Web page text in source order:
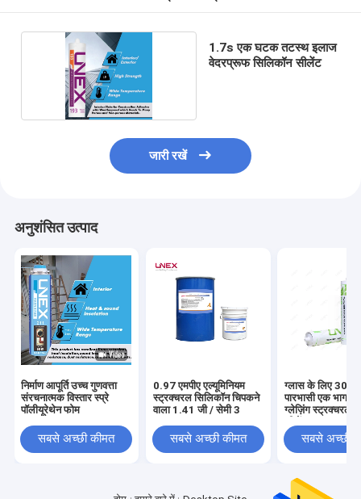
1.7s एक घटक तटस्थ इलाज
वेदरप्रूफ सिलिकॉन सीलेंट
जारी रखें
अनुशंसित उत्पाद
निर्माण आपूर्ति उच्च गुणवत्ता
संरचनात्मक विस्तार स्प्रे
पॉलीयूरेथेन फोम
सबसे अच्छी कीमत
0.97 एमपीए एल्यूमिनियम
स्ट्रक्चरल सिलिकॉन चिपकने
वाला 1.41 जी / सेमी 3
सबसे अच्छी कीमत
ग्लास के लिए
पारभासी एक भाग
ग्लेज़िंग स्ट्रक्चरल
सबसे अच्छी